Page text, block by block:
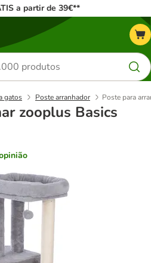
a partir de 39€**
gatos Poste arranhador Poste para
zooplus Basics